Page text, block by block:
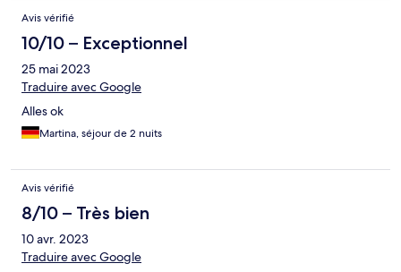
Avis vérifié
10/10 – Exceptionnel
25 mai 2023
Traduire avec Google
Alles ok
Martina, séjour de 2 nuits
Avis vérifié
8/10 – Très bien
10 avr. 2023
Traduire avec Google